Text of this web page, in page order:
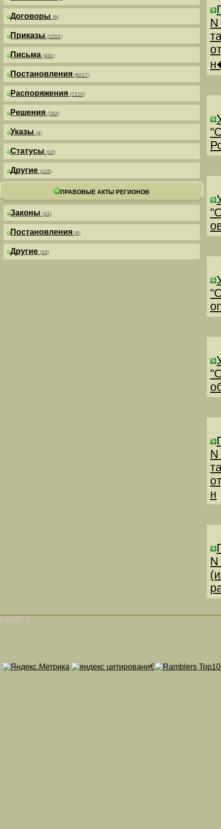
Договоры (6)
Приказы (1501)
Письма (491)
Постановления (6017)
Распоряжения (7210)
Решения (782)
Указы (4)
Статусы (10)
Другие (105)
ПРАВОВЫЕ АКТЫ РЕГИОНОВ
Законы (41)
Постановления (8)
Другие (33)
н
0.0427 с